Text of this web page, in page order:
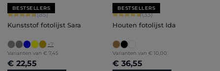
BESTSELLERS
Gemiddelde waardering van 4.71 van 5 sterren
(85)
Kunststof fotolijst Sara
+7
Varianten van € 7,45
€ 22,55
BESTSELLERS
Gemiddelde waardering van 4.79
(33)
Houten fotolijst Ida
Varianten van € 10,00
€ 36,55